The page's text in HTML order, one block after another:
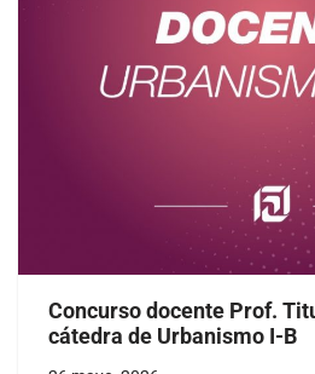
Concurso docente Prof.
cátedra de Urbanismo I-B